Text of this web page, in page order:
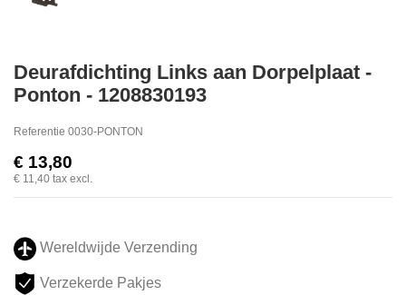
Deurafdichting Links aan Dorpelplaat -
Ponton - 1208830193
Referentie 0030-PONTON
€ 13,80
€ 11,40 tax excl.
Wereldwijde Verzending
Verzekerde Pakjes